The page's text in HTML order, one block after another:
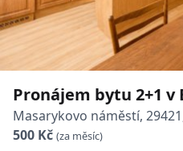
Pronájem bytu 2+1 v
Masarykovo náměstí,
500 Kč (za měsíc)